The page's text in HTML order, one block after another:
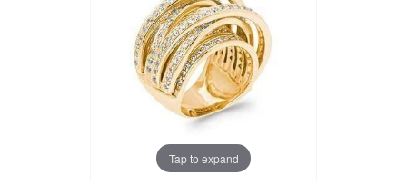
Tap to expand